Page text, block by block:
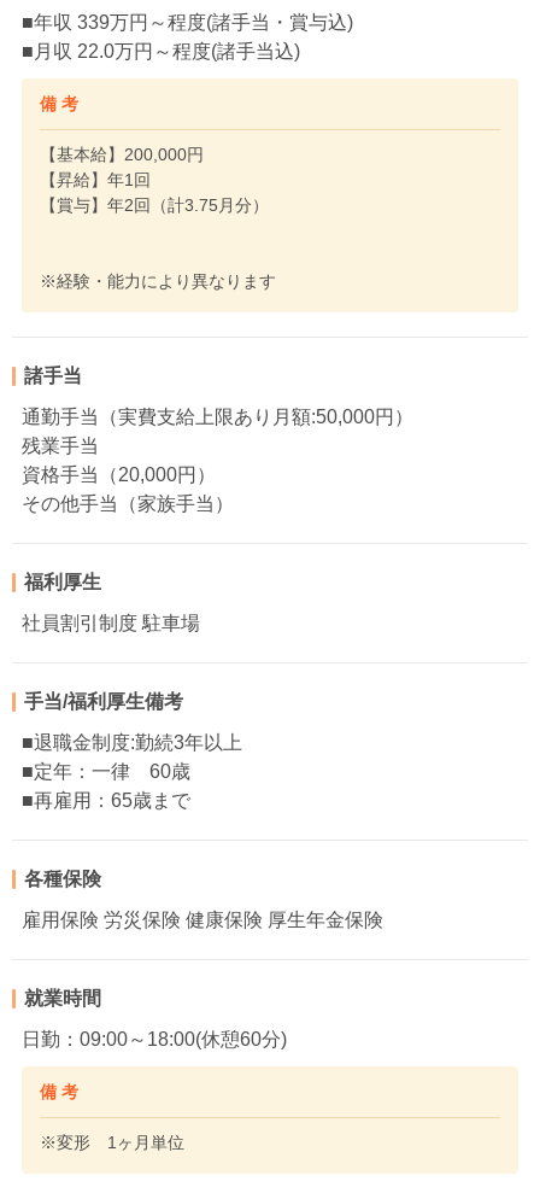
■年収 339万円～程度(諸手当・賞与込)
■月収 22.0万円～程度(諸手当込)
備 考
【基本給】200,000円
【昇給】年1回
【賞与】年2回（計3.75月分）
※経験・能力により異なります
諸手当
通勤手当（実費支給上限あり月額:50,000円）
残業手当
資格手当（20,000円）
その他手当（家族手当）
福利厚生
社員割引制度 駐車場
手当/福利厚生備考
■退職金制度:勤続3年以上
■定年：一律 60歳
■再雇用：65歳まで
各種保険
雇用保険 労災保険 健康保険 厚生年金保険
就業時間
日勤：09:00～18:00(休憩60分)
備 考
※変形 1ヶ月単位